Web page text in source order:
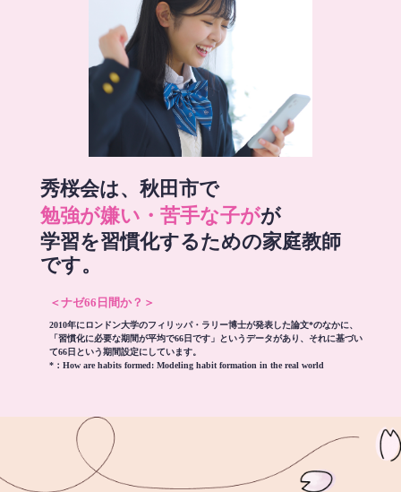
秀桜会は、秋田市で
勉強が嫌い・苦手な子がが
学習を習慣化するための家庭教師
です。
＜ナゼ66日間か？＞
2010年にロンドン大学のフィリッパ・ラリー博士が発表した論文*のなかに、
「習慣化に必要な期間が平均で66日です」というデータがあり、それに基づい
て66日という期間設定にしています。
*： How are habits formed: Modeling habit formation in the real world